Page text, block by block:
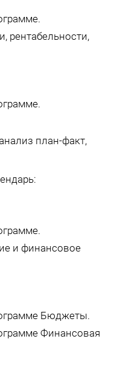
рентабельности,
план-факт,
и финансовое
Бюджеты.
Финансовая